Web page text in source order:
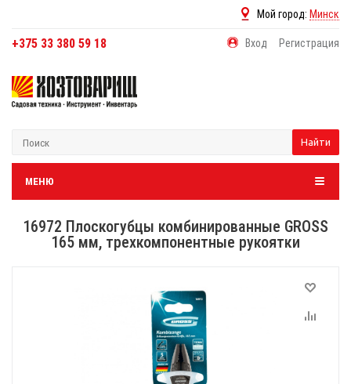
Мой город: Минск
+375 33 380 59 18 Вход Регистрация
Найти
МЕНЮ
16972 Плоскогубцы комбинированные GROSS
165 мм, трехкомпонентные рукоятки